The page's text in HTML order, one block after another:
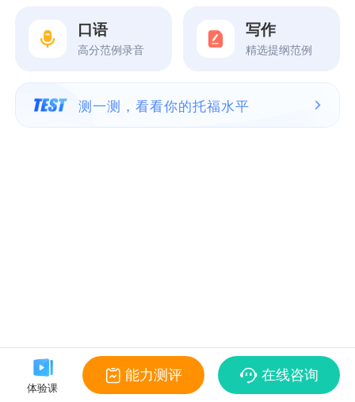
口语
高分范例录音
写作
精选提纲范例
测一测，看看你的托福水平
体验课
能力测评 在线咨询